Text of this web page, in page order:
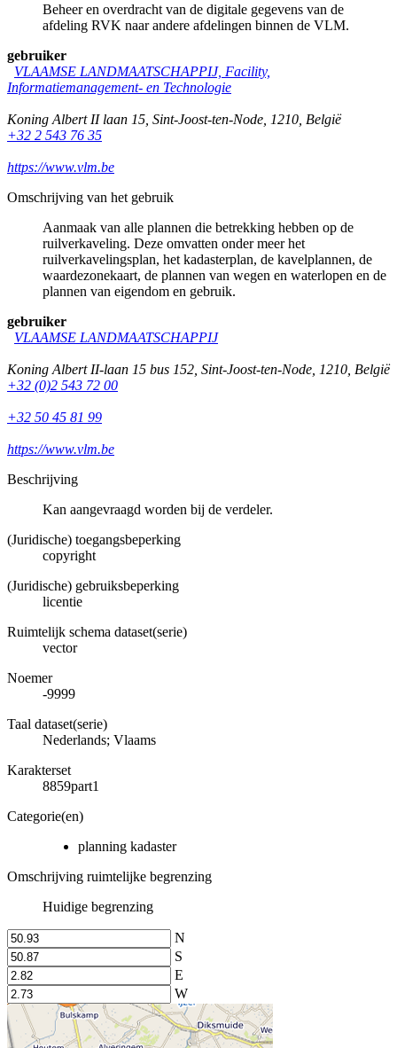
Beheer en overdracht van de digitale gegevens van de
afdeling RVK naar andere afdelingen binnen de VLM.
gebruiker
VLAAMSE LANDMAATSCHAPPIJ, Facility,
Informatiemanagement- en Technologie
Koning Albert II laan 15 Sint-Joost-ten-Node 1210 België
+32 2 543 76 35
https://www.vlm.be
Omschrijving van het gebruik
Aanmaak van alle plannen die betrekking hebben op de
ruilverkaveling. Deze omvatten onder meer het
ruilverkavelingsplan, het kadasterplan, de kavelplannen, de
waardezonekaart, de plannen van wegen en waterlopen en de
plannen van eigendom en gebruik.
gebruiker
VLAAMSE LANDMAATSCHAPPIJ
Koning Albert II-laan 15 bus 152 Sint-Joost-ten-Node 1210 België
+32 (0)2 543 72 00
+32 50 45 81 99
https://www.vlm.be
Beschrijving
Kan aangevraagd worden bij de verdeler.
(Juridische) toegangsbeperking
copyright
(Juridische) gebruiksbeperking
licentie
Ruimtelijk schema dataset(serie)
vector
Noemer
-9999
Taal dataset(serie)
Nederlands; Vlaams
Karakterset
8859part1
Categorie(en)
planning kadaster
Omschrijving ruimtelijke begrenzing
Huidige begrenzing
N
S
E
W